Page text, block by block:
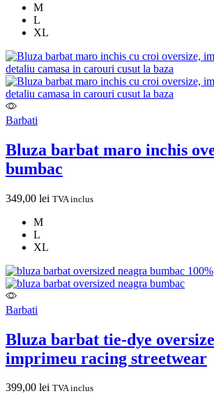
M
L
XL
Barbati
Bluza barbat maro inchis
bumbac
349,00 lei TVA inclus
M
L
XL
Barbati
Bluza barbat tie-dye
imprimeu racing streetwear
399,00 lei TVA inclus